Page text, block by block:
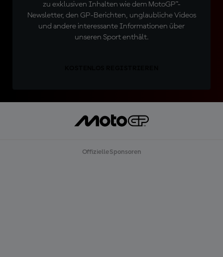
zu exklusiven Inhalten wie dem MotoGP™-
Newsletter, den GP-Berichten, unglaubliche Videos
und andere interessante Informationen über
unseren Sport enthält.
Offizielle Sponsoren